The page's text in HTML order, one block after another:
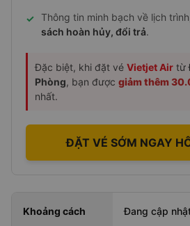
✓ Thông tin minh bạch về lịch
sách hoàn hủy, đổi trả.
Đặc biệt, khi đặt vé Vietjet Air từ
Phòng, bạn được giảm thêm
nhất.
ĐẶT VÉ SỚM NGAY
Khoảng cách Đang cập